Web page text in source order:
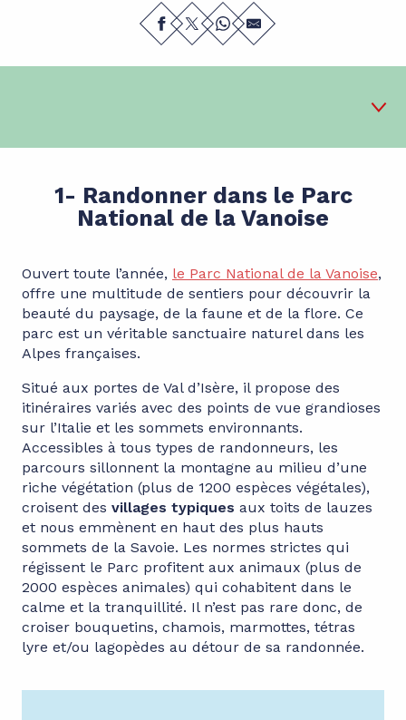
Le village
4 Le Col de l'Iseran
Rando glaciaire
6 Via Ferrata
7 Bike Park
8 Bien-être
9 Le parapente
10 Le lac de l'Ouillette
1- Randonner dans le Parc
National de la Vanoise
Ouvert toute l’année, le Parc National de la Vanoise,
offre une multitude de sentiers pour découvrir la
beauté du paysage, de la faune et de la flore. Ce
parc est un véritable sanctuaire naturel dans les
Alpes françaises.
Situé aux portes de Val d’Isère, il propose des
itinéraires variés avec des points de vue grandioses
sur l’Italie et les sommets environnants.
Accessibles à tous types de randonneurs, les
parcours sillonnent la montagne au milieu d’une
riche végétation (plus de 1200 espèces végétales),
croisent des villages typiques aux toits de lauzes
et nous emmènent en haut des plus hauts
sommets de la Savoie. Les normes strictes qui
régissent le Parc profitent aux animaux (plus de
2000 espèces animales) qui cohabitent dans le
calme et la tranquillité. Il n’est pas rare donc, de
croiser bouquetins, chamois, marmottes, tétras
lyre et/ou lagopèdes au détour de sa randonnée.